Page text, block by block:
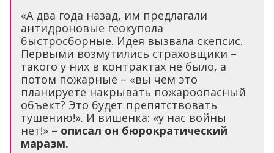
«А два года назад, им предлагали
антидроновые геокупола
быстросборные. Идея вызвала скепсис.
Первыми возмутились страховщики –
такого у них в контрактах не было, а
потом пожарные – «вы чем это
планируете накрывать пожароопасный
объект? Это будет препятствовать
тушению!». И вишенка: «у нас войны
нет!» – описал он бюрократический
маразм.